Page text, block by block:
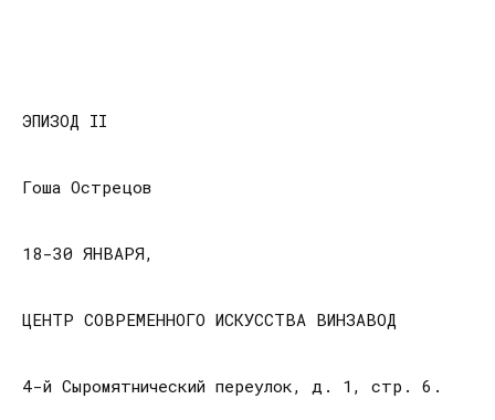
ЭПИЗОД II
Гоша Острецов
18-30 ЯНВАРЯ,
ЦЕНТР СОВРЕМЕННОГО ИСКУССТВА ВИНЗАВОД
4-й Сыромятнический переулок, д. 1, стр. 6.